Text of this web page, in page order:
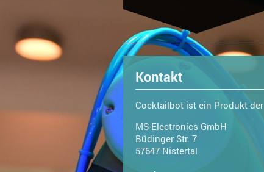
Kontakt
Cocktailbot ist ein Produkt der
MS-Electronics GmbH
Büdinger Str. 7
57647 Nistertal